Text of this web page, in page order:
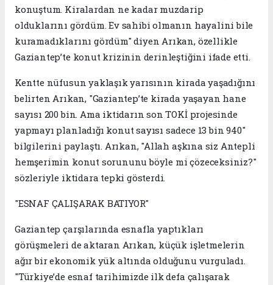
konuştum. Kiralardan ne kadar muzdarip
olduklarını gördüm. Ev sahibi olmanın hayalini bile
kuramadıklarını gördüm" diyen Arıkan, özellikle
Gaziantep’te konut krizinin derinleştiğini ifade etti.
Kentte nüfusun yaklaşık yarısının kirada yaşadığını
belirten Arıkan, "Gaziantep’te kirada yaşayan hane
sayısı 200 bin. Ama iktidarın son TOKİ projesinde
yapmayı planladığı konut sayısı sadece 13 bin 940"
bilgilerini paylaştı. Arıkan, "Allah aşkına siz Antepli
hemşerimin konut sorununu böyle mi çözeceksiniz?"
sözleriyle iktidara tepki gösterdi.
"ESNAF ÇALIŞARAK BATIYOR"
Gaziantep çarşılarında esnafla yaptıkları
görüşmeleri de aktaran Arıkan, küçük işletmelerin
ağır bir ekonomik yük altında olduğunu vurguladı.
"Türkiye’de esnaf tarihimizde ilk defa çalışarak